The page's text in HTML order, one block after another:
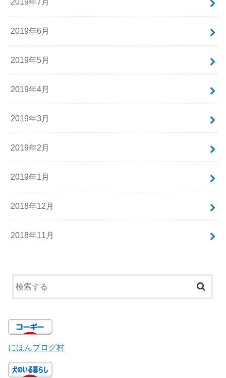
2019年6月
2019年5月
2019年4月
2019年3月
2019年2月
2019年1月
2018年12月
2018年11月
にほんブログ村